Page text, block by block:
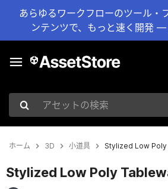
あらゆるワークフローのツール・
ンテンツで、もっと速く開発 —
アセットの検索
ホーム 3D 小道具 Stylized Low
Stylized Low Poly